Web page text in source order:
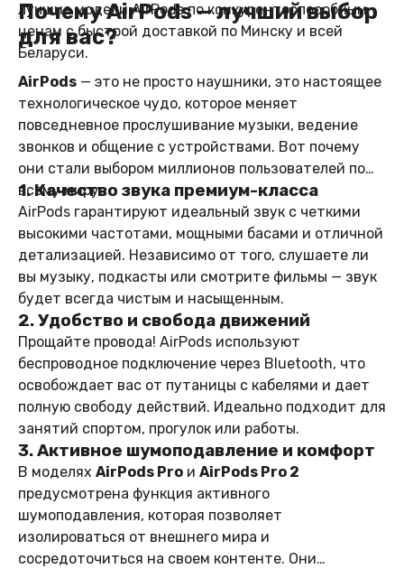
лучшие модели AirPods по конкурентоспособным
ценам с быстрой доставкой по Минску и всей
Беларуси.
Почему AirPods — лучший выбор
для вас?
AirPods — это не просто наушники, это настоящее
технологическое чудо, которое меняет
повседневное прослушивание музыки, ведение
звонков и общение с устройствами. Вот почему
они стали выбором миллионов пользователей по
всему миру:
1. Качество звука премиум-класса
AirPods гарантируют идеальный звук с четкими
высокими частотами, мощными басами и отличной
детализацией. Независимо от того, слушаете ли
вы музыку, подкасты или смотрите фильмы — звук
будет всегда чистым и насыщенным.
2. Удобство и свобода движений
Прощайте провода! AirPods используют
беспроводное подключение через Bluetooth, что
освобождает вас от путаницы с кабелями и дает
полную свободу действий. Идеально подходит для
занятий спортом, прогулок или работы.
3. Активное шумоподавление и комфорт
В моделях AirPods Pro и AirPods Pro 2
предусмотрена функция активного
шумоподавления, которая позволяет
изолироваться от внешнего мира и
сосредоточиться на своем контенте. Они